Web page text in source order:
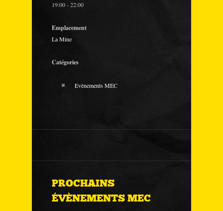
19:00 - 22:00
Emplacement
La Mine
Catégories
Evènements MEC
PROCHAINS
ÉVÈNEMENTS MEC